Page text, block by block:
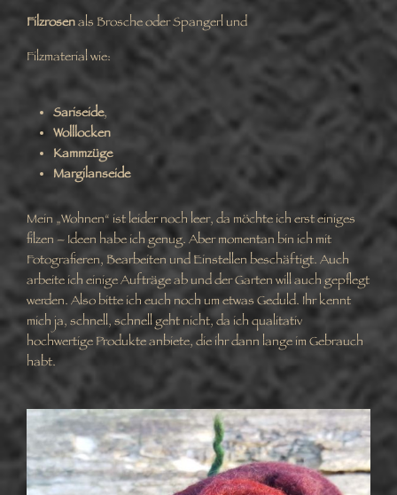
Filzrosenals Brosche oder Spangerl und
Filzmaterial wie:
Sariseide,
Wolllocken
Kammzüge
Margilanseide
Mein „Wohnen“ ist leider noch leer, da möchte ich erst einiges
filzen – Ideen habe ich genug. Aber momentan bin ich mit
Fotografieren, Bearbeiten und Einstellen beschäftigt. Auch
arbeite ich einige Aufträge ab und der Garten will auch gepflegt
werden. Also bitte ich euch noch um etwas Geduld. Ihr kennt
mich ja, schnell, schnell geht nicht, da ich qualitativ
hochwertige Produkte anbiete, die ihr dann lange im Gebrauch
habt.